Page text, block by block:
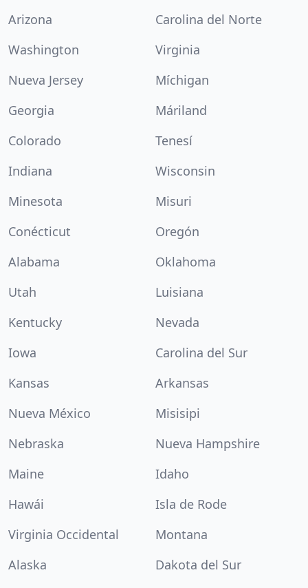
Arizona
Carolina del Norte
Washington
Virginia
Nueva Jersey
Míchigan
Georgia
Máriland
Colorado
Tenesí
Indiana
Wisconsin
Minesota
Misuri
Conécticut
Oregón
Alabama
Oklahoma
Utah
Luisiana
Kentucky
Nevada
Iowa
Carolina del Sur
Kansas
Arkansas
Nueva México
Misisipi
Nebraska
Nueva Hampshire
Maine
Idaho
Hawái
Isla de Rode
Virginia Occidental
Montana
Alaska
Dakota del Sur